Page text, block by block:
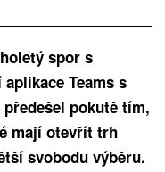
spor s
Teams s
pokutě tím,
mají otevřít trh
svobodu výběru.